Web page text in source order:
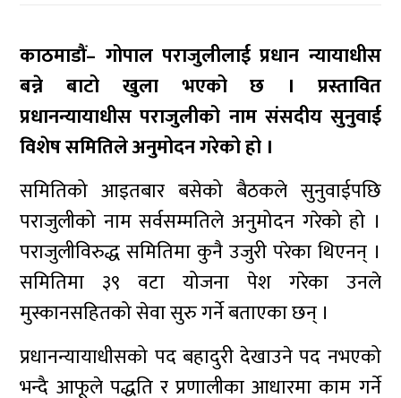
काठमाडौं– गोपाल पराजुलीलाई प्रधान न्यायाधीस
बन्ने बाटो खुला भएको छ । प्रस्तावित
प्रधानन्यायाधीस पराजुलीको नाम संसदीय सुनुवाई
विशेष समितिले अनुमोदन गरेको हो ।
समितिको आइतबार बसेको बैठकले सुनुवाईपछि
पराजुलीको नाम सर्वसम्मतिले अनुमोदन गरेको हो ।
पराजुलीविरुद्ध समितिमा कुनै उजुरी परेका थिएनन् ।
समितिमा ३९ वटा योजना पेश गरेका उनले
मुस्कानसहितको सेवा सुरु गर्ने बताएका छन् ।
प्रधानन्यायाधीसको पद बहादुरी देखाउने पद नभएको
भन्दै आफूले पद्धति र प्रणालीका आधारमा काम गर्ने